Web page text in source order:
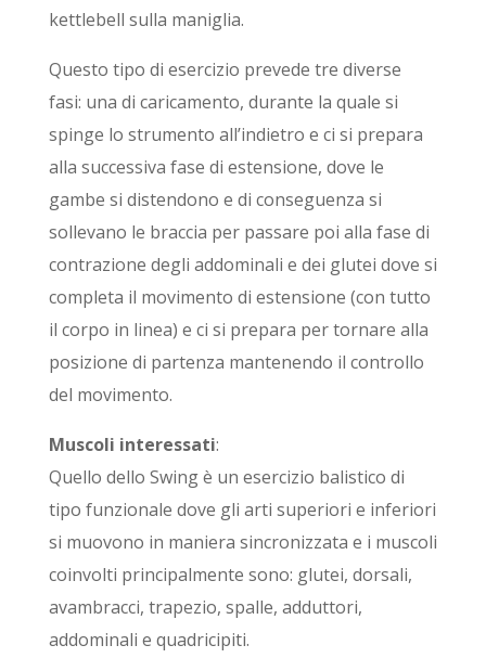
kettlebell sulla maniglia.
Questo tipo di esercizio prevede tre diverse
fasi: una di caricamento, durante la quale si
spinge lo strumento all’indietro e ci si prepara
alla successiva fase di estensione, dove le
gambe si distendono e di conseguenza si
sollevano le braccia per passare poi alla fase di
contrazione degli addominali e dei glutei dove si
completa il movimento di estensione (con tutto
il corpo in linea) e ci si prepara per tornare alla
posizione di partenza mantenendo il controllo
del movimento.
Muscoli interessati:
Quello dello Swing è un esercizio balistico di
tipo funzionale dove gli arti superiori e inferiori
si muovono in maniera sincronizzata e i muscoli
coinvolti principalmente sono: glutei, dorsali,
avambracci, trapezio, spalle, adduttori,
addominali e quadricipiti.